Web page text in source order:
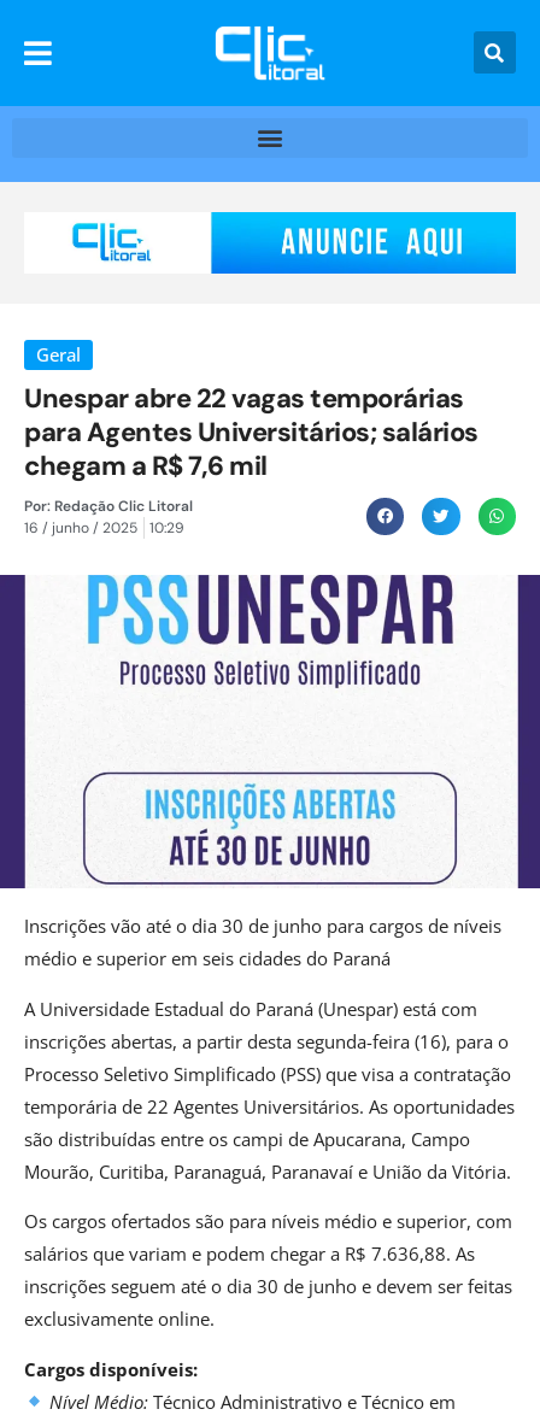
Geral
Unespar abre 22 vagas temporárias
para Agentes Universitários; salários
chegam a R$ 7,6 mil
Por:Redação Clic Litoral
16 / junho / 2025
10:29
Inscrições vão até o dia 30 de junho para cargos de níveis
médio e superior em seis cidades do Paraná
A Universidade Estadual do Paraná (Unespar) está com
inscrições abertas, a partir desta segunda-feira (16), para o
Processo Seletivo Simplificado (PSS) que visa a contratação
temporária de 22 Agentes Universitários. As oportunidades
são distribuídas entre os campi de Apucarana, Campo
Mourão, Curitiba, Paranaguá, Paranavaí e União da Vitória.
Os cargos ofertados são para níveis médio e superior, com
salários que variam e podem chegar a R$ 7.636,88. As
inscrições seguem até o dia 30 de junho e devem ser feitas
exclusivamente online.
Cargos disponíveis:
Nível Médio: Técnico Administrativo e Técnico em